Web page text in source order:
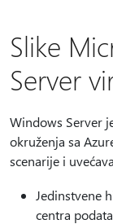
Slike
Server
Windows Server
okruženja sa
scenarije i
Jedinstvene
centra